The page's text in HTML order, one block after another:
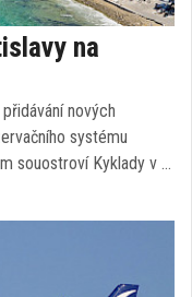
na
nových
systému
souostroví Kyklady v …